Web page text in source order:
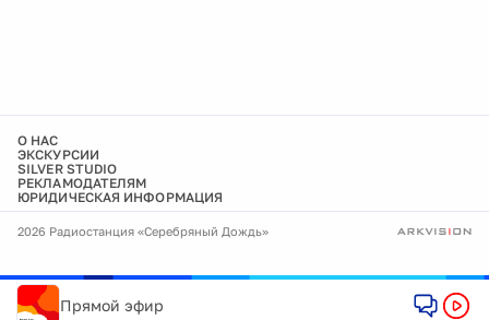
О НАС
ЭКСКУРСИИ
SILVER STUDIO
РЕКЛАМОДАТЕЛЯМ
ЮРИДИЧЕСКАЯ ИНФОРМАЦИЯ
2026 Радиостанция «Серебряный Дождь»
Прямой эфир